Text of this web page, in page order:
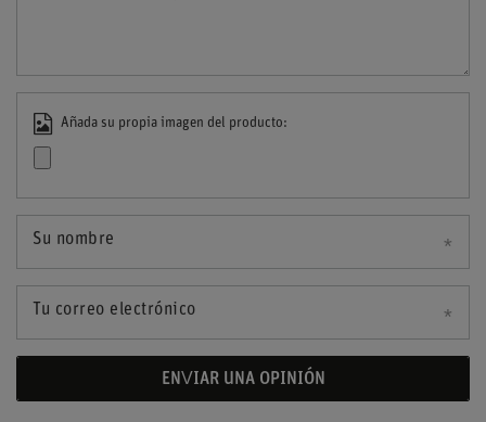
Añada su propia imagen del producto:
Su nombre
Tu correo electrónico
ENVIAR UNA OPINIÓN